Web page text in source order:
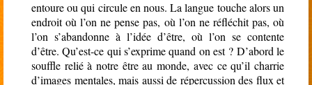
entoure ou qui circule en nous. La langue touche alors un
endroit où l’on ne pense pas, où l’on ne réfléchit pas, où
l’on s’abandonne à l’idée d’être, où l’on se contente
d’être. Qu’est-ce qui s’exprime quand on est ? D’abord le
souffle relié à notre être au monde, avec ce qu’il charrie
d’images mentales, mais aussi de répercussion des flux et